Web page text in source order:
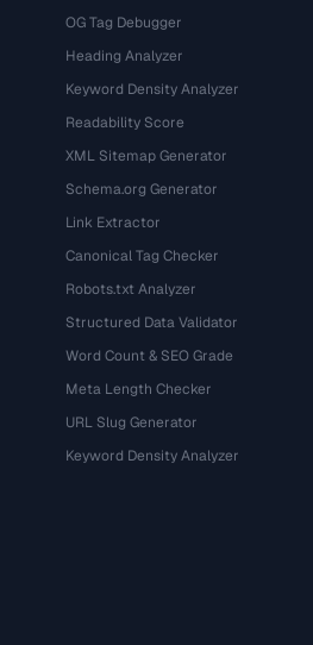
OG Tag Debugger
Heading Analyzer
Keyword Density Analyzer
Readability Score
XML Sitemap Generator
Schema.org Generator
Link Extractor
Canonical Tag Checker
Robots.txt Analyzer
Structured Data Validator
Word Count & SEO Grade
Meta Length Checker
URL Slug Generator
Keyword Density Analyzer